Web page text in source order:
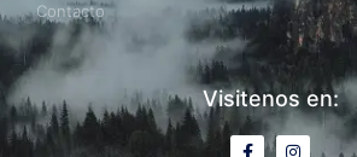
Contacto
Visitenos en:
F
I